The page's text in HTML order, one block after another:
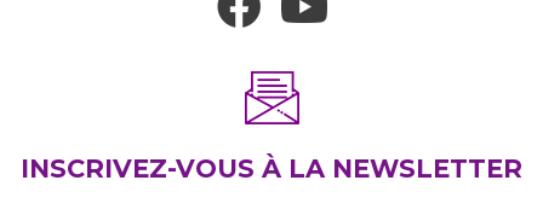
INSCRIVEZ-VOUS À LA NEWSLETTER